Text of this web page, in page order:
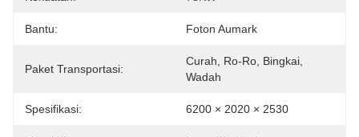
Bantu: Foton Aumark
Paket Transportasi:
Curah, Ro-Ro, Bingkai,
Wadah
Spesifikasi: 6200 × 2020 × 2530